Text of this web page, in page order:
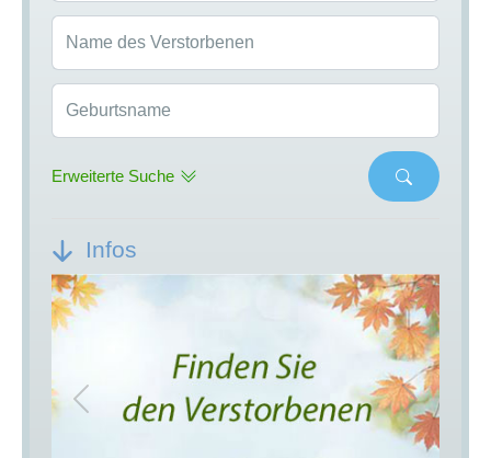
Name des Verstorbenen
Geburtsname
Erweiterte Suche
Infos
Previous Next